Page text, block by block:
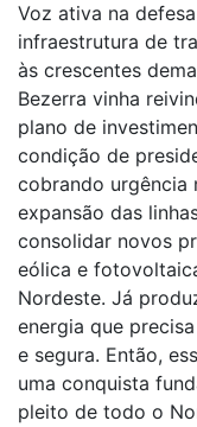
Voz ativa na
infraestrutura de
às crescentes
Bezerra vinha
plano de
condição de
cobrando urgência
expansão das
consolidar novos
eólica e
Nordeste. Já
energia que
e segura. Então,
uma conquista
pleito de todo o